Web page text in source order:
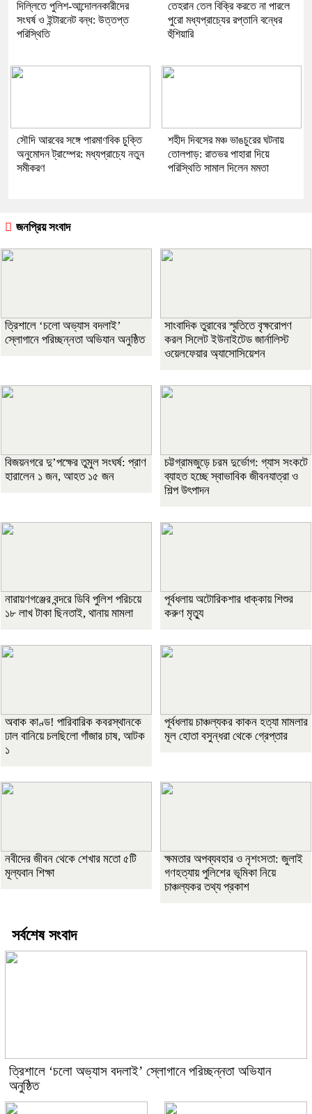
দিল্লিতে পুলিশ-আন্দোলনকারীদের
সংঘর্ষ ও ইন্টারনেট বন্ধ: উত্তপ্ত
পরিস্থিতি
তেহরান তেল বিক্রি করতে না পারলে
পুরো মধ্যপ্রাচ্যের রপ্তানি বন্ধের
হুঁশিয়ারি
সৌদি আরবের সঙ্গে পারমাণবিক চুক্তি
অনুমোদন ট্রাম্পের: মধ্যপ্রাচ্যে নতুন
সমীকরণ
​শহীদ দিবসের মঞ্চ ভাঙচুরের ঘটনায়
তোলপাড়: রাতভর পাহারা দিয়ে
পরিস্থিতি সামাল দিলেন মমতা
জনপ্রিয় সংবাদ
‎ত্রিশালে ‘চলো অভ্যাস বদলাই’
স্লোগানে পরিচ্ছন্নতা অভিযান অনুষ্ঠিত
সাংবাদিক তুরাবের স্মৃতিতে বৃক্ষরোপণ
করল সিলেট ইউনাইটেড জার্নালিস্ট
ওয়েলফেয়ার অ্যাসোসিয়েশন
বিজয়নগরে দু’পক্ষের তুমুল সংঘর্ষ: প্রাণ
হারালেন ১ জন, আহত ১৫ জন
চট্টগ্রামজুড়ে চরম দুর্ভোগ: গ্যাস সংকটে
ব্যাহত হচ্ছে স্বাভাবিক জীবনযাত্রা ও
শিল্প উৎপাদন
নারায়ণগঞ্জের বন্দরে ডিবি পুলিশ পরিচয়ে
১৮ লাখ টাকা ছিনতাই, থানায় মামলা
পূর্বধলায় অটোরিকশার ধাক্কায় শিশুর
করুণ মৃত্যু
অবাক কাণ্ড! পারিবারিক কবরস্থানকে
ঢাল বানিয়ে চলছিলো গাঁজার চাষ, আটক
১
পূর্বধলায় চাঞ্চল্যকর কাকন হত্যা মামলার
মূল হোতা বসুন্ধরা থেকে গ্রেপ্তার
নবীদের জীবন থেকে শেখার মতো ৫টি
মূল্যবান শিক্ষা
ক্ষমতার অপব্যবহার ও নৃশংসতা: জুলাই
গণহত্যায় পুলিশের ভূমিকা নিয়ে
চাঞ্চল্যকর তথ্য প্রকাশ
সর্বশেষ সংবাদ
‎ত্রিশালে ‘চলো অভ্যাস বদলাই’ স্লোগানে পরিচ্ছন্নতা অভিযান
অনুষ্ঠিত